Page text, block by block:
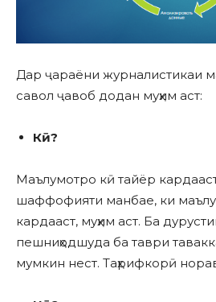
Дар ҷараёни журналистикаи
савол ҷавоб додан муҳим аст:
Кӣ?
Маълумотро кӣ тайёр
шаффофияти манбае, ки
кардааст, муҳим аст. Ба
пешниҳодшуда ба таври
мумкин нест. Таҳрифкорӣ